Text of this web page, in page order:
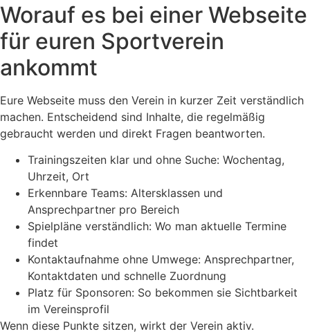
Worauf es bei einer Webseite
für euren Sportverein
ankommt
Eure Webseite muss den Verein in kurzer Zeit verständlich
machen. Entscheidend sind Inhalte, die regelmäßig
gebraucht werden und direkt Fragen beantworten.
Trainingszeiten klar und ohne Suche: Wochentag,
Uhrzeit, Ort
Erkennbare Teams: Altersklassen und
Ansprechpartner pro Bereich
Spielpläne verständlich: Wo man aktuelle Termine
findet
Kontaktaufnahme ohne Umwege: Ansprechpartner,
Kontaktdaten und schnelle Zuordnung
Platz für Sponsoren: So bekommen sie Sichtbarkeit
im Vereinsprofil
Wenn diese Punkte sitzen, wirkt der Verein aktiv.